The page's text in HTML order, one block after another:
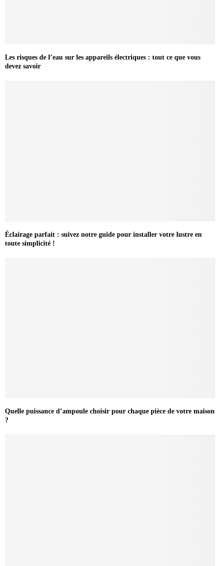
Les risques de l’eau sur les appareils électriques : tout ce que vous
devez savoir
Éclairage parfait : suivez notre guide pour installer votre lustre en
toute simplicité !
Quelle puissance d’ampoule choisir pour chaque pièce de votre maison
?